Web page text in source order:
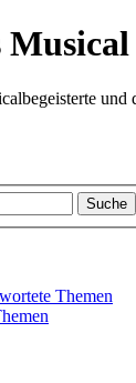
und
Suche
Themen